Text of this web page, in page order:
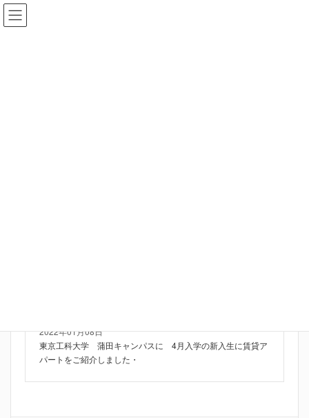
2022年01月08日
東京工科大学 蒲田キャンパスに 4月入学の新入生に賃貸ア
パートをご紹介しました・